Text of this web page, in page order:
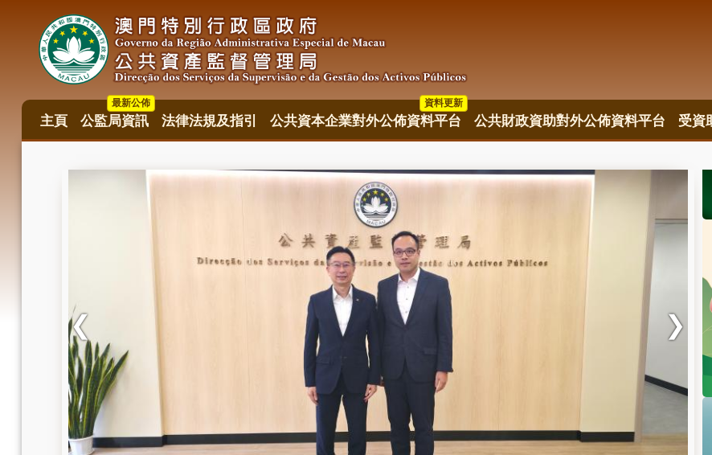
目
主頁 公監局資訊
最新公佈
法律法規及指引 公共資本企業對外公佈資料平台
資料更新
公共財政資助對外公佈資料平台 受資